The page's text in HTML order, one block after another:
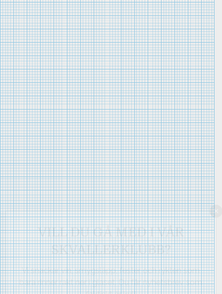
VILL DU GÅ MED I VÅR
SKVALLERKLUBB?
Vi snackar vin, smygsläpp, fester och rykten som
bara rinner rakt ner i glaset. Du får nyhetsbrev som
×